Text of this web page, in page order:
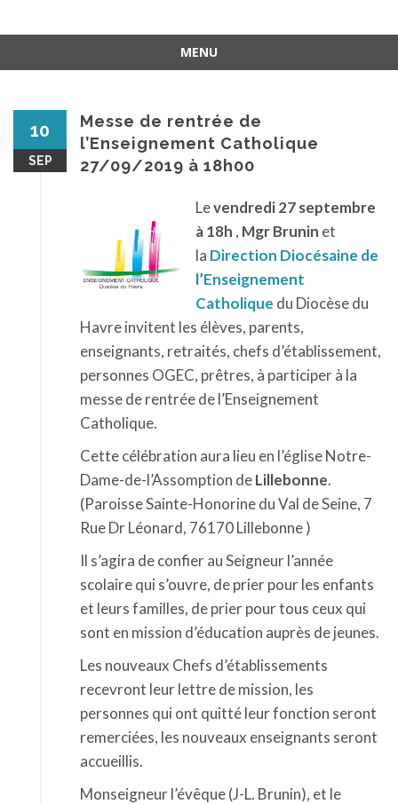
MENU
10
SEP
Messe de rentrée de
l’Enseignement Catholique
27/09/2019 à 18h00
Levendredi 27 septembre
à 18h , Mgr Brunin et
la Direction Diocésaine de
l’Enseignement
Catholique du Diocèse du
Havre invitent les élèves, parents,
enseignants, retraités, chefs d’établissement,
personnes OGEC, prêtres, à participer à la
messe de rentrée de l’Enseignement
Catholique.
Cette célébration aura lieu en l’église Notre-
Dame-de-l’Assomption deLillebonne.
(Paroisse Sainte-Honorine du Val de Seine, 7
Rue Dr Léonard, 76170 Lillebonne )
Il s’agira de confier au Seigneur l’année
scolaire qui s’ouvre, de prier pour les enfants
et leurs familles, de prier pour tous ceux qui
sont en mission d’éducation auprès de jeunes.
Les nouveaux Chefs d’établissements
recevront leur lettre de mission, les
personnes qui ont quitté leur fonction seront
remerciées, les nouveaux enseignants seront
accueillis.
Monseigneur l’évêque (J-L. Brunin), et le